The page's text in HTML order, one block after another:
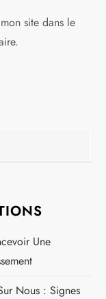
site dans le
Une
Nous : Signes